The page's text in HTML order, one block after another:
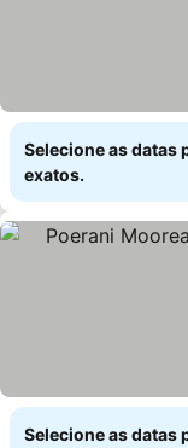
Selecione as datas
exatos.
Selecione as datas